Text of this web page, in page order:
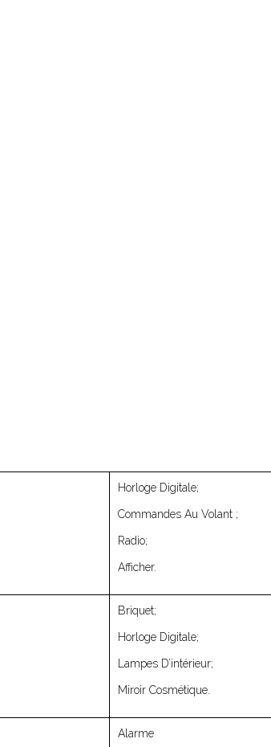
Horloge Digitale;
Commandes Au Volant ;
Radio;
Afficher.
Briquet;
Horloge Digitale;
Lampes D’intérieur;
Miroir Cosmétique.
Alarme